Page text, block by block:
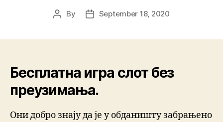
By September 18, 2020
Бесплатна игра слот без
преузимања.
Они добро знају да је у обданишту забрањено